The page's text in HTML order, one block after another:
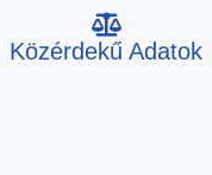
Közérdekű Adatok